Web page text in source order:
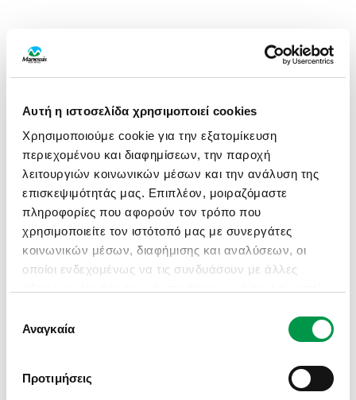
Αυτή η ιστοσελίδα χρησιμοποιεί cookies
Χρησιμοποιούμε cookie για την εξατομίκευση
περιεχομένου και διαφημίσεων, την παροχή
λειτουργιών κοινωνικών μέσων και την ανάλυση της
επισκεψιμότητάς μας. Επιπλέον, μοιραζόμαστε
πληροφορίες που αφορούν τον τρόπο που
χρησιμοποιείτε τον ιστότοπό μας με συνεργάτες
κοινωνικών μέσων, διαφήμισης και αναλύσεων, οι
οποίοι ενδεχομένως να τις συνδυάσουν με άλλες
χρήση των υπηρεσιών τους.
συγκατάθεσης
Αναγκαία
Προτιμήσεις
APPLICATION ERROR: A CLIENT-SIDE EXCEPTION HAS